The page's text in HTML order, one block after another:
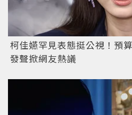
柯佳嬿罕見表態挺公視！預
發聲掀網友熱議